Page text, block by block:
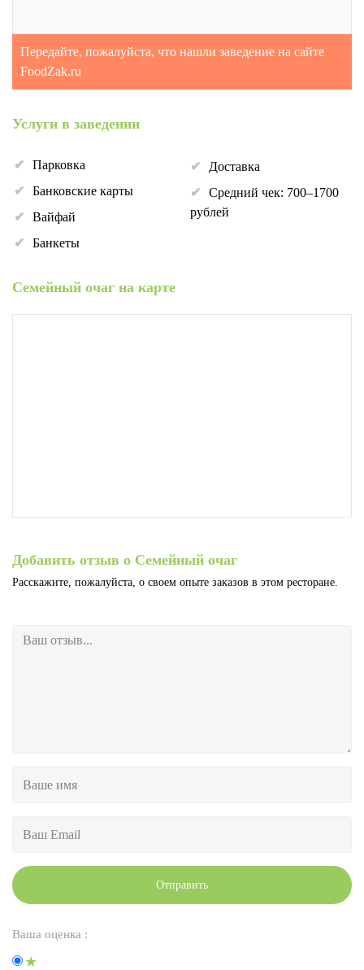
Передайте, пожалуйста, что нашли заведение на сайте
FoodZak.ru
Услуги в заведении
Парковка
Банковские карты
Вайфай
Банкеты
Доставка
Средний чек: 700–1700
рублей
Семейный очаг на карте
Добавить отзыв о Семейный очаг
Расскажите, пожалуйста, о своем опыте заказов в этом ресторане.
Отправить
Ваша оценка :